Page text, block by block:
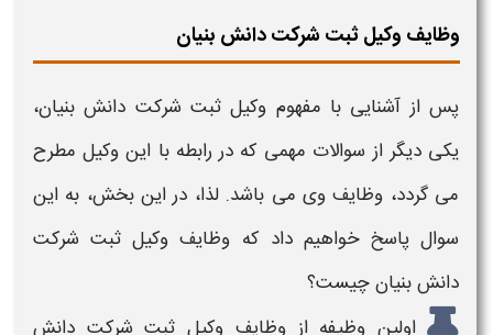
وظایف وکیل ثبت شرکت دانش بنیان
پس از آشنایی با مفهوم وکیل ثبت شرکت دانش بنیان،
یکی دیگر از سوالات مهمی که در رابطه با این وکیل مطرح
می گردد، وظایفوی می باشد. لذا، در این بخش، به این
سوال پاسخ خواهیم داد که وظایف وکیل ثبت شرکت
دانش بنیانچیست؟
اولین وظیفه ازوظایف وکیل ثبت شرکت دانش